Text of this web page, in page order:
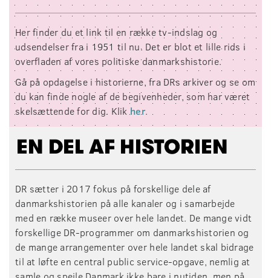
seconds
Her finder du et link til en række tv-indslag og
udsendelser frai 1951 til nu. Det er blot et lille rids i
overfladen af vores politiske danmarkshistorie.
Gå på opdagelse i historierne, fra DRs arkiver og se om
du kan finde nogle af de begivenheder, som har været
skelsættende for dig. Klik her.
DR sætter i 2017 fokus på forskellige dele af
danmarkshistorien på alle kanaler og i samarbejde
med en række museer over hele landet. De mange vidt
forskellige DR-programmer om danmarkshistorien og
de mange arrangementer over hele landet skal bidrage
til at løfte en central public service-opgave, nemlig at